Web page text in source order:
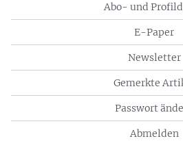
Abo- und
E-Paper
Newsletter
Gemerkte
Passwort
Abmelden